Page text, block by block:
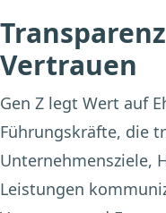
Vertrauen
Gen Z legt Wert auf
Führungskräfte, die
Unternehmensziele,
Leistungen